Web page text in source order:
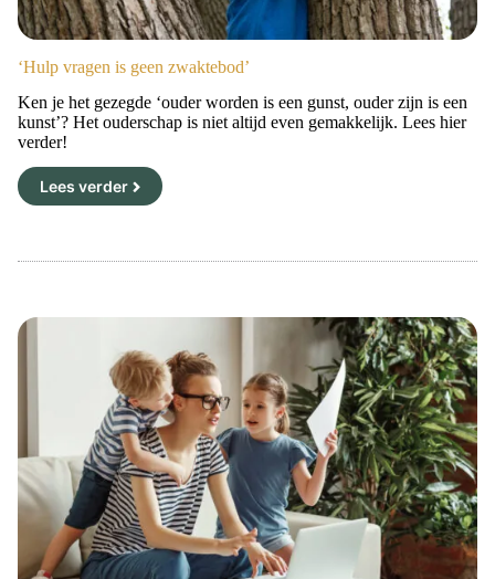
‘Hulp vragen is geen zwaktebod’
Ken je het gezegde ‘ouder worden is een gunst, ouder zijn is een
kunst’? Het ouderschap is niet altijd even gemakkelijk. Lees hier
verder!
Lees verder